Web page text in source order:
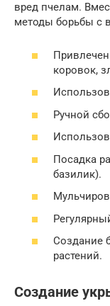
вред пчелам.
методы борьбы с
коровок,
Ручной
Посадка
базилик).
Создание
растений.
Создание